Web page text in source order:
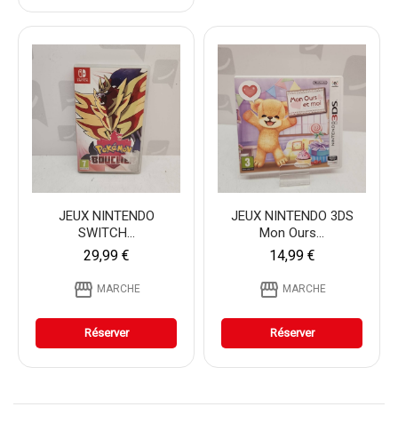
JEUX NINTENDO
SWITCH...
29,99 €
storefront MARCHE
Réserver
JEUX NINTENDO 3DS
Mon Ours...
14,99 €
storefront MARCHE
Réserver